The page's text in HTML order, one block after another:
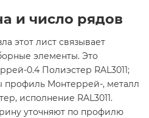
и число рядов
этот лист связывает
элементы. Это
0.4 Полиэстер RAL3011;
профиль Монтеррей-, металл
исполнение RAL3011.
уточняют по профилю